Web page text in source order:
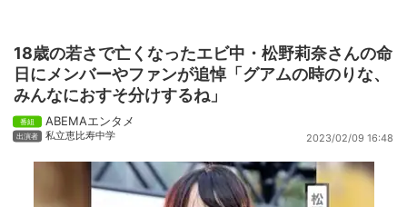
18歳の若さで亡くなったエビ中・松野莉奈さんの命
日にメンバーやファンが追悼「グアムの時のりな、
みんなにおすそ分けするね」
ABEMAエンタメ
私立恵比寿中学 2023/02/09 16:48